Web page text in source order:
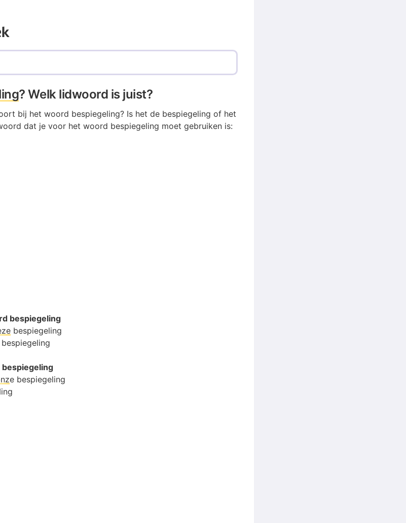
? Welk lidwoord is juist?
bij het woord bespiegeling? Is het de bespiegeling of het
dat je voor het woord bespiegeling moet gebruiken is:
bespiegeling
bespiegeling
bespiegeling
e bespiegeling